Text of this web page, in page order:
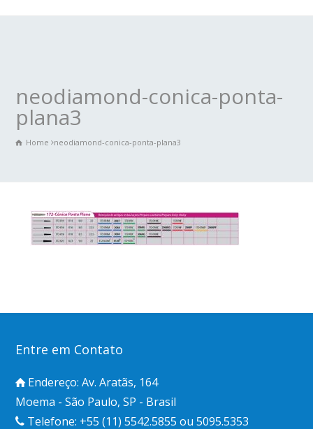
neodiamond-conica-ponta-
plana3
Home neodiamond-conica-ponta-plana3
Entre em Contato
Endereço: Av. Aratãs, 164
Moema - São Paulo, SP - Brasil
Telefone: +55 (11) 5542.5855 ou 5095.5353